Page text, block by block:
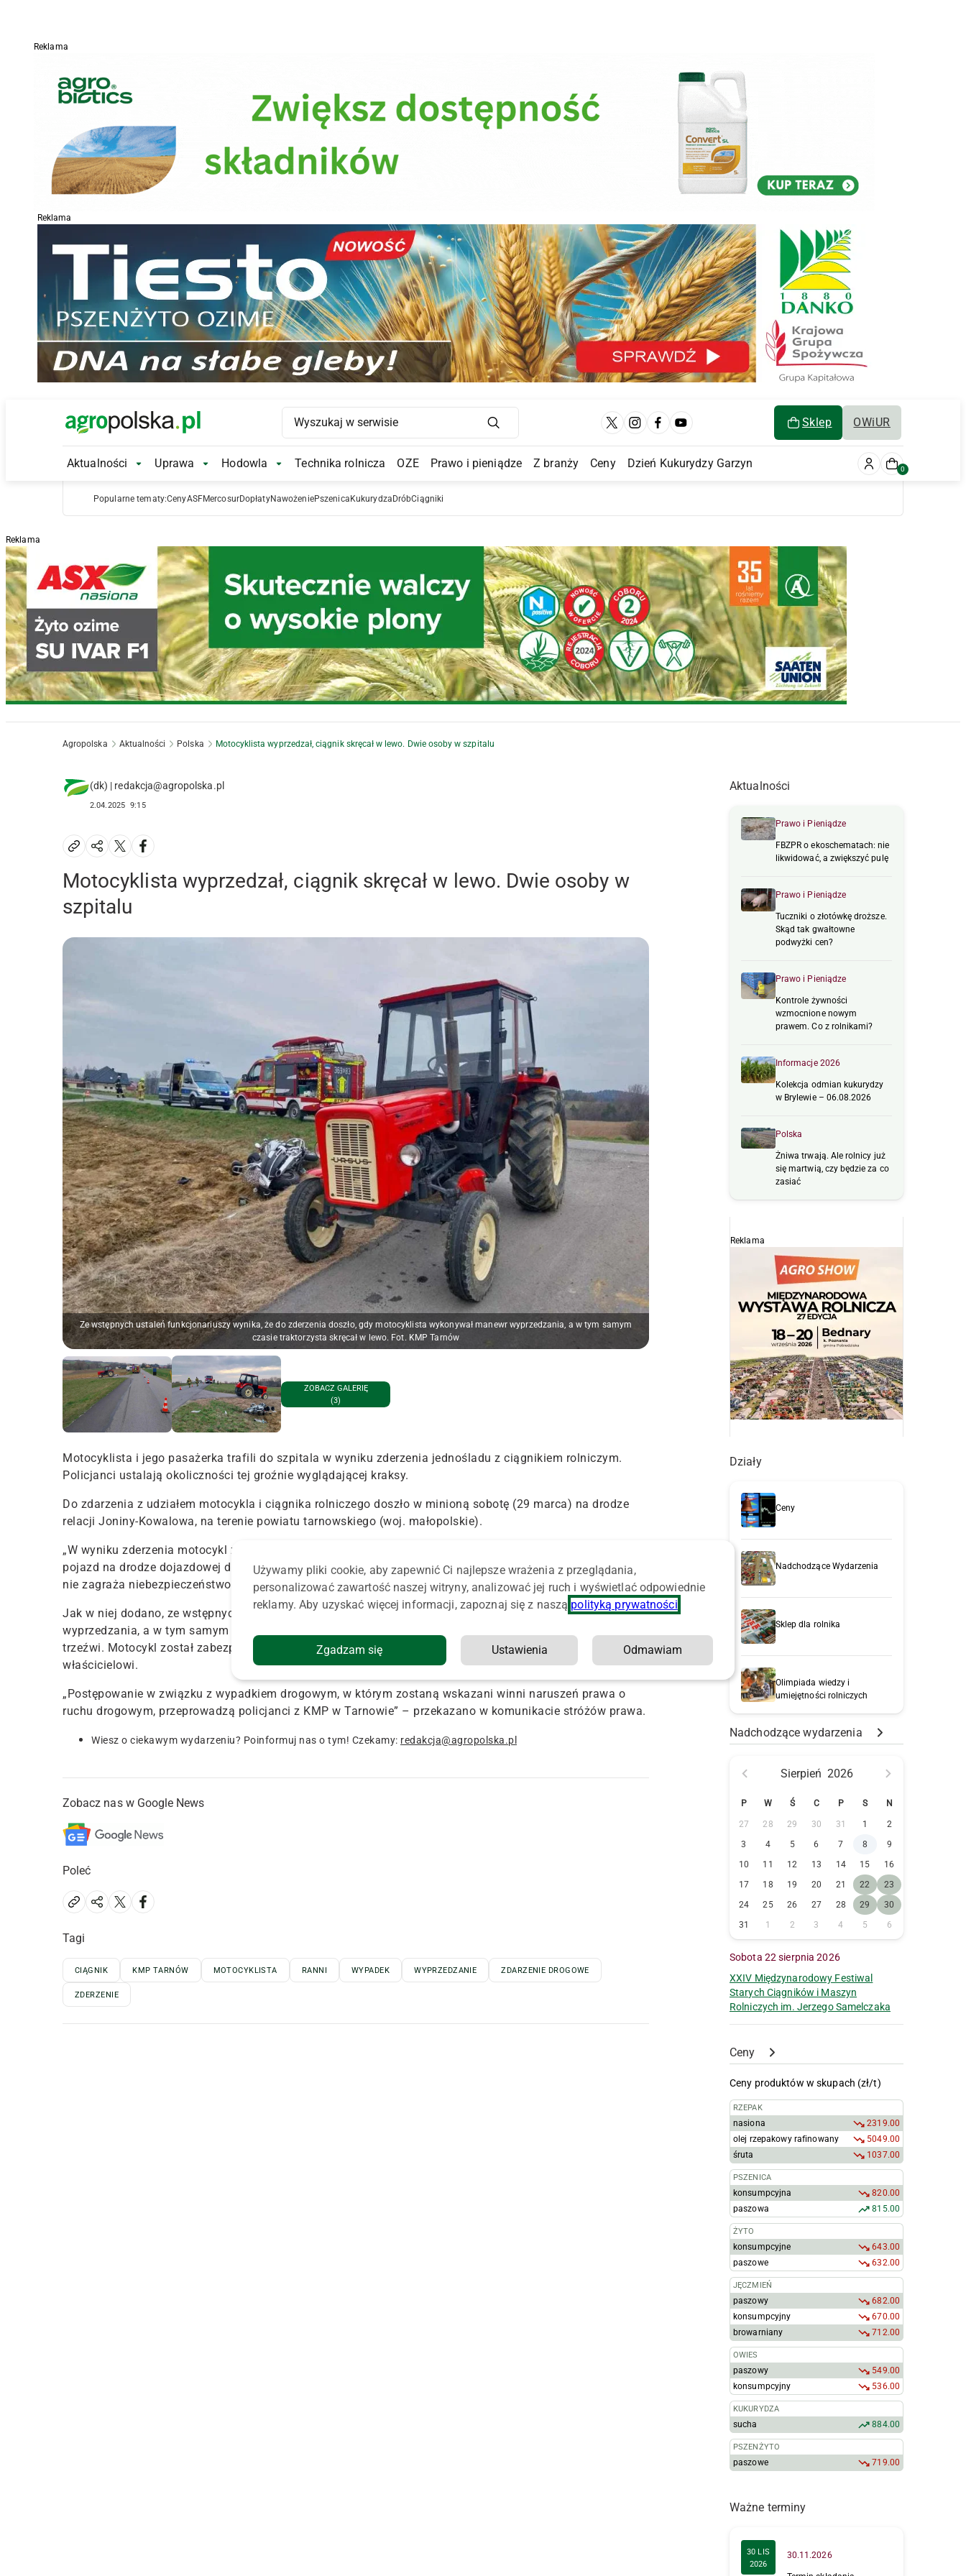
Reklama
Reklama
Main Logo Sklep OWiUR
Main Navigation
Aktualności Aktualności Submenu
Uprawa Uprawa Submenu
Hodowla Hodowla Submenu
Technika rolnicza OZE Prawo i pieniądze Z branży Ceny Dzień Kukurydzy Garzyn 0
Popularne tematy:CenyASFMercosurDopłatyNawożeniePszenica Kukurydza DróbCiągniki
Reklama
Agropolska Aktualności Polska Motocyklista wyprzedzał, ciągnik skręcał w lewo. Dwie osoby w szpitalu
(dk) | redakcja@agropolska.pl
2.04.2025 9:15
Motocyklista wyprzedzał, ciągnik skręcał w lewo. Dwie osoby w
szpitalu
Ze wstępnych ustaleń funkcjonariuszy wynika, że do zderzenia doszło, gdy motocyklista wykonywał manewr wyprzedzania, a w tym samym
czasie traktorzysta skręcał w lewo. Fot. KMP Tarnów
ZOBACZ GALERIĘ
(3)
Motocyklista i jego pasażerka trafili do szpitala w wyniku zderzenia jednośladu z ciągnikiem rolniczym.
Policjanci ustalają okoliczności tej groźnie wyglądającej kraksy.
Do zdarzenia z udziałem motocykla i ciągnika rolniczego doszło w minioną sobotę (29 marca) na drodze
relacji Joniny-Kowalowa, na terenie powiatu tarnowskiego (woj. małopolskie).
„W wyniku zderzenia motocykl został wyrzucony w pole orne, a kierowca ciągnika rolniczego zatrzymał
pojazd na drodze dojazdowej do posesji. Motocyklista i jego pasażerka zostali zabrani do szpitala. Ich życiu
nie zagraża niebezpieczeństwo ” – czytamy w relacji Komendy Miejskiej Policji w Tarnowie.
Jak w niej dodano, ze wstępnych ustaleń funkcjonariuszy wynika, że
motocyklista wykonywał manewr
wyprzedzania, a w tym samym czasie traktorzysta skręcał w lewo
trzeźwi. Motocykl został zabezpieczony na parkingu strzeżonym, natomiast ciągnik rolniczy – przekazano
właścicielowi.
„Postępowanie w związku z wypadkiem drogowym, w którym zostaną wskazani winni naruszeń prawa o
ruchu drogowym, przeprowadzą policjanci z KMP w Tarnowie” – przekazano w komunikacie stróżów prawa.
Wiesz o ciekawym wydarzeniu? Poinformuj nas o tym! Czekamy: redakcja@agropolska.pl
Zobacz nas w Google News
Poleć
Tagi
CIĄGNIK KMP TARNÓW MOTOCYKLISTA RANNI WYPADEK WYPRZEDZANIE ZDARZENIE DROGOWE
ZDERZENIE
Aktualności
Prawo i Pieniądze
FBZPR o ekoschematach: nie
likwidować, a zwiększyć pulę
Prawo i Pieniądze
Tuczniki o złotówkę droższe.
Skąd tak gwałtowne
podwyżki cen?
Prawo i Pieniądze
Kontrole żywności
wzmocnione nowym
prawem. Co z rolnikami?
Informacje 2026
Kolekcja odmian kukurydzy
w Brylewie – 06.08.2026
Polska
Żniwa trwają. Ale rolnicy już
się martwią, czy będzie za co
zasiać
Reklama
Działy
Ceny
Nadchodzące Wydarzenia
Sklep dla rolnika
Olimpiada wiedzy i
umiejętności rolniczych
Nadchodzące wydarzenia
Sierpień 2026
P W Ś C P S N
27 28 29 30 31 1
2
3
4 5 6 7 8
9
10
11 12 13 14 15
16
17
18 19 20 21 22
23
24
25 26 27 28 29
30
31
1 2 3 4 5 6
Sobota 22 sierpnia 2026
XXIV Międzynarodowy Festiwal
Starych Ciągników i Maszyn
Rolniczych im. Jerzego Samelczaka
Ceny
Ceny produktów w skupach (zł/t)
RZEPAK
nasiona
2319.00
olej rzepakowy rafinowany
5049.00
śruta
1037.00
PSZENICA
konsumpcyjna
820.00
paszowa
815.00
ŻYTO
konsumpcyjne
643.00
paszowe
632.00
JĘCZMIEŃ
paszowy
682.00
konsumpcyjny
670.00
browarniany
712.00
OWIES
paszowy
549.00
konsumpcyjny
536.00
KUKURYDZA
sucha 884.00
PSZENŻYTO
paszowe 719.00
Ważne terminy
30 LIS
2026
30.11.2026
Używamy pliki cookie, aby zapewnić Ci najlepsze wrażenia z przeglądania,
personalizować zawartość naszej witryny, analizować jej ruch i wyświetlać odpowiednie
reklamy. Aby uzyskać więcej informacji, zapoznaj się z naszą polityką prywatności
Zgadzam się Ustawienia Odmawiam